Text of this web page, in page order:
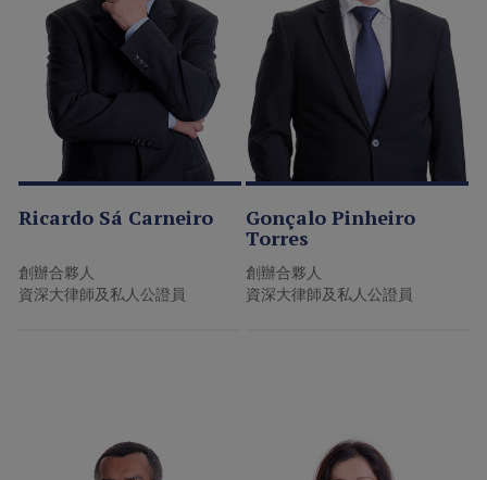
Ricardo Sá Carneiro
創辦合夥人
資深大律師及私人公證員
Gonçalo Pinheiro
Torres
創辦合夥人
資深大律師及私人公證員